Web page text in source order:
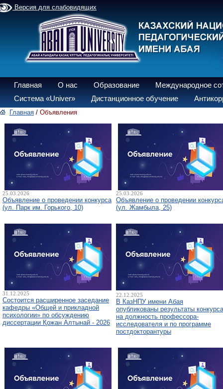
Версия для слабовидящих
Главная О нас Образование
Международное
Система «Univer»
Дистанционное обучение
Главная / Объявления
25.03.2026
Объявление о проведении конкурса
(ул. Парк им. Горького, 10)
25.03.2026
Объявление о проведении
(ул. Жамбыла, 25)
31.12.2025
Состоится расширенное заседание
кафедры «Общей и прикладной
психологии» по обсуждению
диссертации Қожан Алтынай - 2026
22.12.2025
В КазНПУ имени Абая
опубликованы результаты конкурса
на должность профессора-
исследователя и по программе
постдокторантуры